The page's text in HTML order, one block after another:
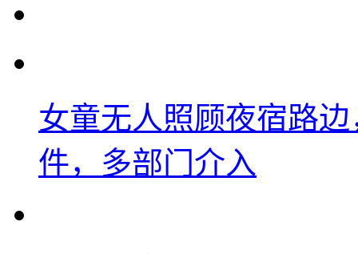
女童无人照顾夜宿路
件，多部门介入